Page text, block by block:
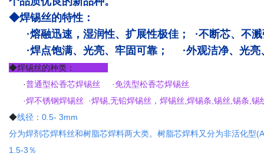
◆焊锡丝的特性：
·熔融迅速，湿润性、扩展性极佳； ·不断芯、不
·焊点饱满、光亮、牢固可靠； ·外观洁净、光亮
◆焊锡丝的种类：
·普通型松香芯焊锡丝 ·免洗型松香芯焊锡丝
·焊不锈钢焊锡丝 ·焊锡,无铅焊锡丝，焊锡丝, 焊锡条 ,锡丝,锡条,
◆线径：0.5- 3mm
分为焊剂芯焊料丝和树脂芯焊料两大类。树脂芯焊料又分为非活化型
1.5-3％